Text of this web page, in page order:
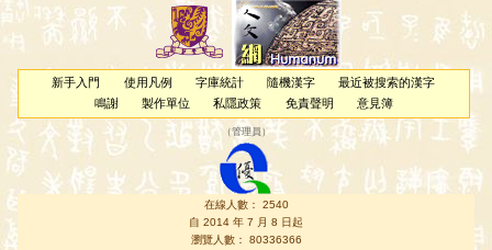
新手入門 使用凡例 字庫統計 隨機漢字
最近被搜索的漢字
鳴謝
製作單位 私隱政策 免責聲明 意見簿
（管理員 ）
在線人數： 2540
自 2014 年 7 月 8 日起
瀏覽人數： 80336366